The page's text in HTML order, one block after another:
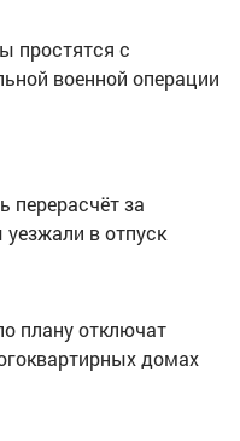
простятся с
военной операции
перерасчёт за
в отпуск
плану отключат
домах